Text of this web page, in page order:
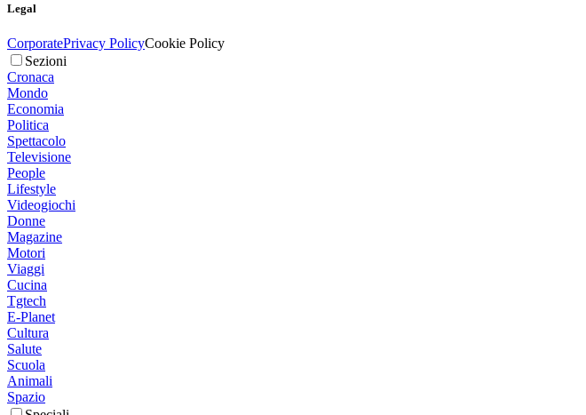
Legal
CorporatePrivacy PolicyCookie Policy
Sezioni
Cronaca
Mondo
Economia
Politica
Spettacolo
Televisione
People
Lifestyle
Videogiochi
Donne
Magazine
Motori
Viaggi
Cucina
Tgtech
E-Planet
Cultura
Salute
Scuola
Animali
Spazio